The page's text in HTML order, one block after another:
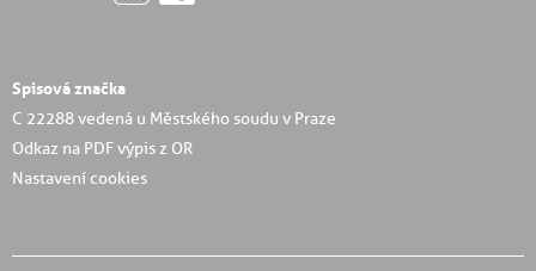
Spisová značka
C 22288 vedená u Městského soudu v Praze
Odkaz na PDF výpis z OR
Nastavení cookies